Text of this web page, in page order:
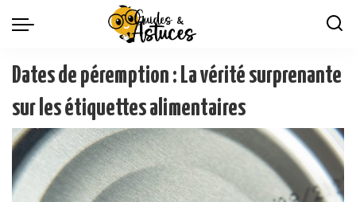
Dates de péremption : La vérité surprenante
sur les étiquettes alimentaires